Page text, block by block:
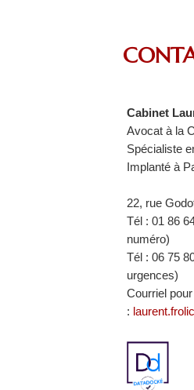
Cabinet
Avocat à la
Spécialiste
Implanté à
22, rue
Tél : 01 86
numéro)
Tél : 06 75
urgences)
Courriel
: